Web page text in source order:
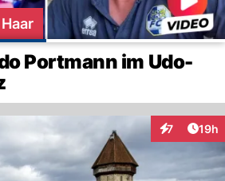
Portmann im Udo-
7 19h